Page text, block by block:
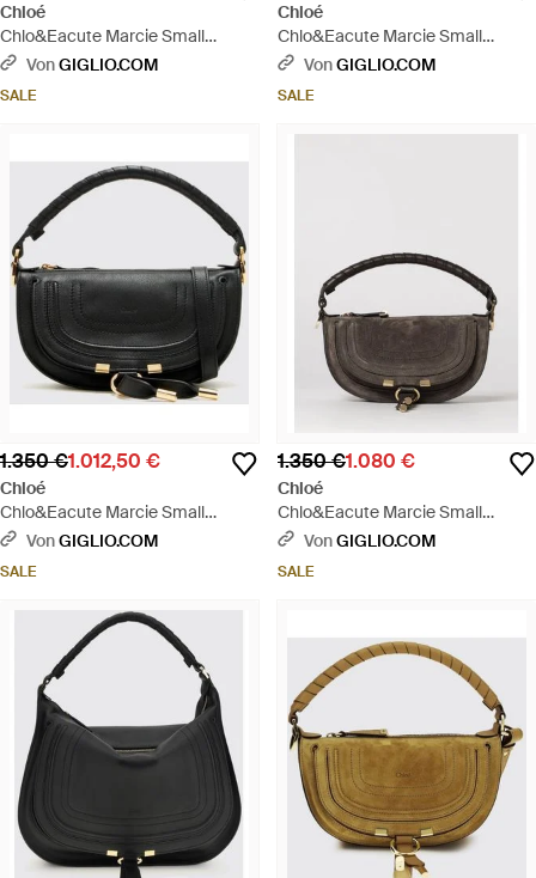
Chloé
Chlo&Eacute Marcie Small
Ledertasche - Schwarz
VonGIGLIO.COM
SALE
Chloé
Chlo&Eacute Marcie Small
Ledertasche - Braun
VonGIGLIO.COM
SALE
1.350 €1.012,50 €
Chloé
Chlo&Eacute Marcie Small
Ledertasche - Schwarz
VonGIGLIO.COM
SALE
1.350 €1.080 €
Chloé
Chlo&Eacute Marcie Small
Wildledertasche - Grau
VonGIGLIO.COM
SALE